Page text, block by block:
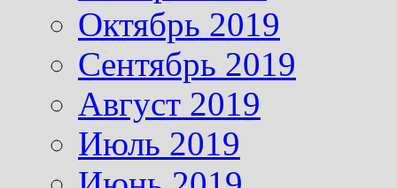
Октябрь 2019
Сентябрь 2019
Август 2019
Июль 2019